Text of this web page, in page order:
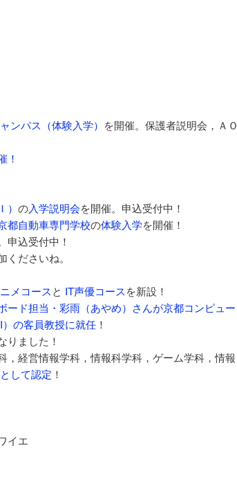
ンパス（体験入学） を開催。保護者説明会，ＡＯ
！
の入学説明会を開催。申込受付中！
都自動車専門学校の体験入学を開催！
申込受付中！
くださいね。
メコースと IT声優コースを新設！
ド担当・彩雨（あやめ）さんが京都コンピュー
の客員教授に就任 ！
りました！
，経営情報学科，情報科学科，ゲーム学科，情報
して認定 ！
イエ